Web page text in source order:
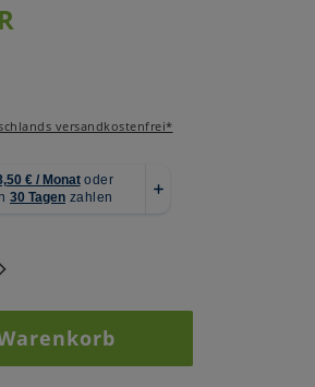
versandkostenfrei*